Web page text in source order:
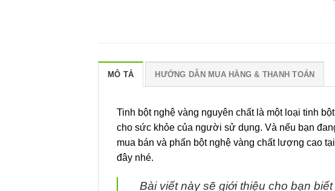
MÔ TẢ HƯỚNG DẪN MUA HÀNG & THANH TOÁN
Tinh bột nghệ vàng nguyên chất là một loại tinh
cho sức khỏe của người sử dụng. Và nếu bạn
mua bán và phấn bột nghệ vàng chất lượng cao
đây nhé.
Bài viết này sẽ giới thiệu cho bạn